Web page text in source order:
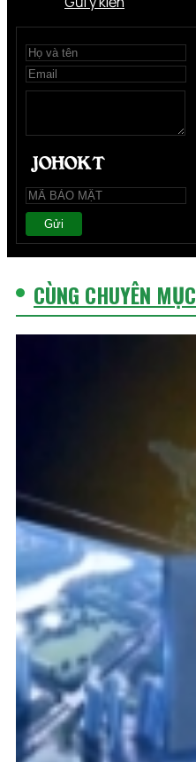
Gửi
CÙNG CHUYÊN MỤC